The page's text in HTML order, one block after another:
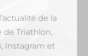
de la
de Triathlon,
Instagram et